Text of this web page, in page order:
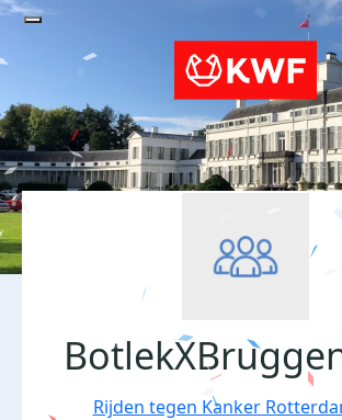
Rijden tegen Kanker